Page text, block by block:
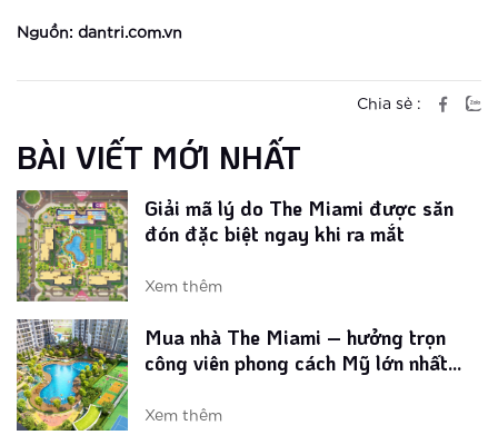
Nguồn: dantri.com.vn
Chia sẻ :
BÀI VIẾT MỚI NHẤT
Xem thêm
Giải mã lý do The Miami được săn
đón đặc biệt ngay khi ra mắt
Xem thêm
Mua nhà The Miami – hưởng trọn
công viên phong cách Mỹ lớn nhất
Xem thêm
Dịch COVID-19 tác động thế nào đến
xu hướng chọn mua nhà ở Việt Nam?
Xem thêm